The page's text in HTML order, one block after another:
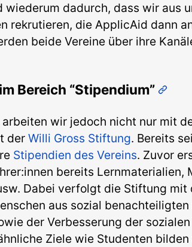
dadurch, dass wir aus
rekrutieren, die ApplicAid dann
beide Vereine über ihre
Bereich “Stipendium”
wir jedoch nicht nur mit
der Willi Gross Stiftung. Bereits
Stipendien des Vereins. Zuvor
bereits Lernmaterialien,
Dabei verfolgt die Stiftung mit
aus sozial
der Verbesserung der
Ziele wie Studenten bilden